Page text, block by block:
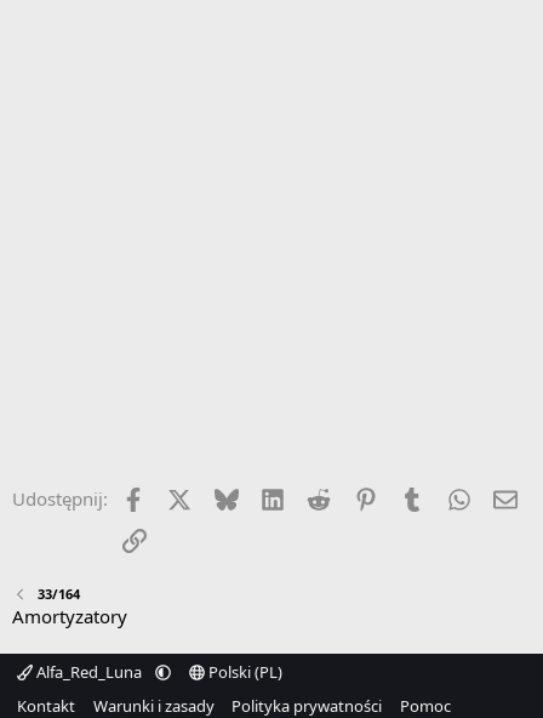
Udostępnij: Facebook Bluesky LinkedInReddit PinterestTumblr
Link
33/164
Amortyzatory
Alfa_Red_Luna
Polski (PL)
Kontakt
Warunki i zasady Polityka prywatności
Pomoc